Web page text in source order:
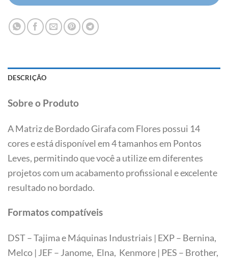
DESCRIÇÃO
Sobre o Produto
A Matriz de Bordado Girafa com Flores possui 14
cores e está disponível em 4 tamanhos em Pontos
Leves, permitindo que você a utilize em diferentes
projetos com um acabamento profissional e excelente
resultado no bordado.
Formatos compatíveis
DST – Tajima e Máquinas Industriais | EXP – Bernina,
Melco | JEF – Janome, Elna, Kenmore | PES – Brother,